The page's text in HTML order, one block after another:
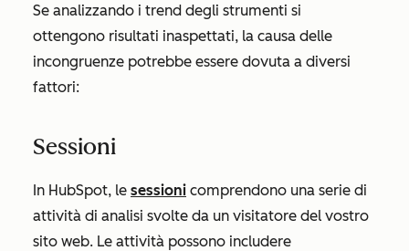
Se analizzando i trend degli strumenti si
ottengono risultati inaspettati, la causa delle
incongruenze potrebbe essere dovuta a diversi
fattori:
Sessioni
In HubSpot, le sessioni comprendono una serie di
attività di analisi svolte da un visitatore del vostro
sito web. Le attività possono includere